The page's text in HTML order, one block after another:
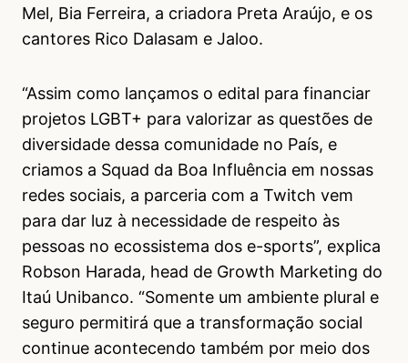
Mel, Bia Ferreira, a criadora Preta Araújo, e os
cantores Rico Dalasam e Jaloo.
“Assim como lançamos o edital para financiar
projetos LGBT+ para valorizar as questões de
diversidade dessa comunidade no País, e
criamos a Squad da Boa Influência em nossas
redes sociais, a parceria com a Twitch vem
para dar luz à necessidade de respeito às
pessoas no ecossistema dos e-sports”, explica
Robson Harada, head de Growth Marketing do
Itaú Unibanco. “Somente um ambiente plural e
seguro permitirá que a transformação social
continue acontecendo também por meio dos